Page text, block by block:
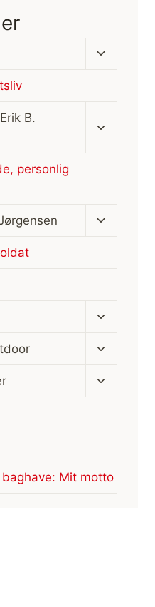
Skift
B.
personlig
Skift
Skift
Skift
Skift
Mit motto